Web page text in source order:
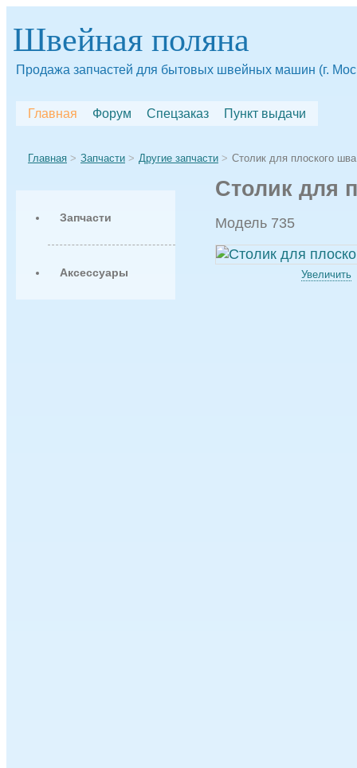
Швейная поляна
Продажа запчастей для бытовых швейных машин (г.
Главная Форум Спецзаказ Пункт выдачи
Главная Запчасти Другие запчасти Столик для плоского
Запчасти
Аксессуары
Столик для
Модель 735
Увеличить